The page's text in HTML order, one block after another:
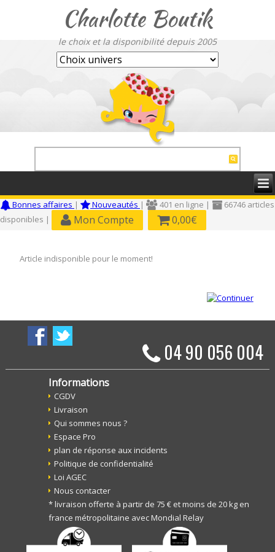
Charlotte Boutik
le choix et la disponibilité depuis 2005
Bonnes affaires | Nouveautés | 401 en ligne |
66746 articles
disponibles |
Mon Compte 0,00€
Article indisponible pour le moment!
04 90 056 004
Informations
CGDV
Livraison
Qui sommes nous ?
Espace Pro
plan de réponse aux incidents
Politique de confidentialité
Loi AGEC
Nous contacter
* livraison offerte à partir de 75 € et moins de 20 kg en
france métropolitaine avec Mondial Relay